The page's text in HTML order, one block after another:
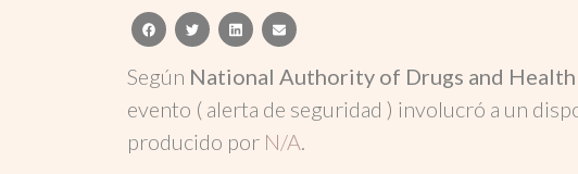
facebooktwitterlinkedinemail
Según National Authority of Drugs and
evento ( alerta de seguridad ) involucró a un
producido por N/A.